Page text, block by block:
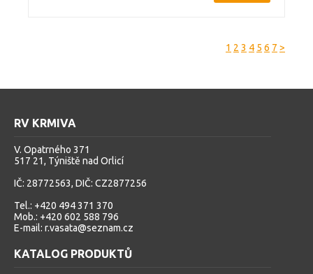
1 2 3 4 5 6 7 >
RV KRMIVA
V. Opatrného 371
517 21, Týniště nad Orlicí
IČ: 28772563, DIČ: CZ2877256
Tel.: +420 494 371 370
Mob.: +420 602 588 796
E-mail: r.vasata@seznam.cz
KATALOG PRODUKTŮ